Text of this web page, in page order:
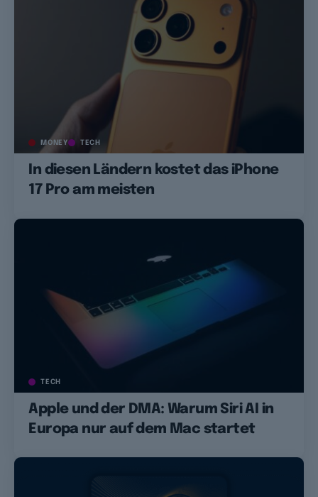
MONEY TECH
In diesen Ländern kostet das iPhone
17 Pro am meisten
TECH
Apple und der DMA: Warum Siri AI in
Europa nur auf dem Mac startet